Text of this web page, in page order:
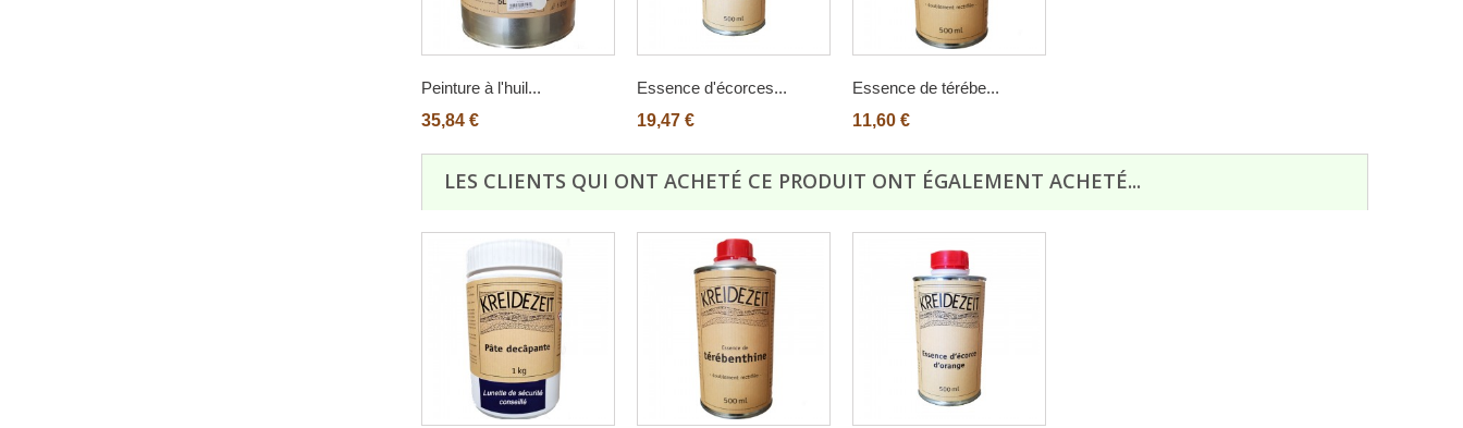
Peinture à l'huil...
35,84 €
Essence d'écorces...
19,47 €
Essence de térébe...
11,60 €
LES CLIENTS QUI ONT ACHETÉ CE PRODUIT ONT ÉGALEMENT ACHETÉ...